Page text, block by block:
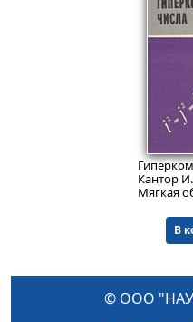
Кантор
Мягкая
В
© ООО